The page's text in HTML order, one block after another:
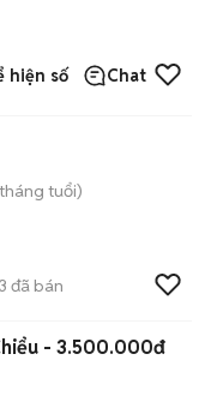
hiện số Chat
tuổi)
đã bán
- 3.500.000đ